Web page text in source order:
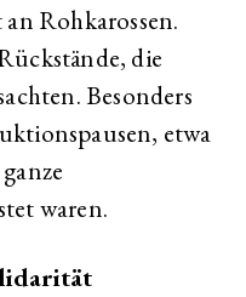
Rohkarossen.
die
Besonders
etwa
waren.